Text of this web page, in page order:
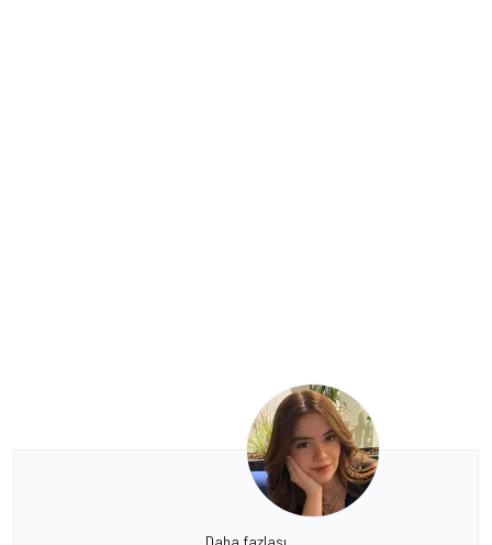
Daha fazlası